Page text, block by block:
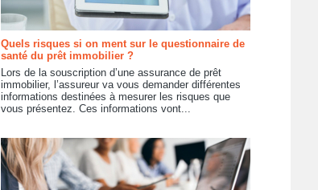
Quels risques si on ment sur le questionnaire de
santé du prêt immobilier ?
Lors de la souscription d’une assurance de prêt
immobilier, l’assureur va vous demander différentes
informations destinées à mesurer les risques que
vous présentez. Ces informations vont...